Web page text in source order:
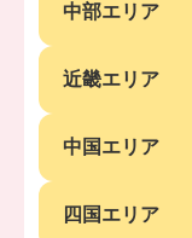
中部エリア
近畿エリア
中国エリア
四国エリア